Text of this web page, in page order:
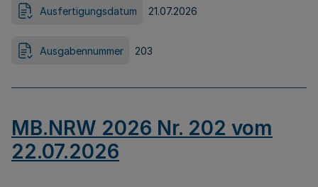
Ausfertigungsdatum 21.07.2026
Ausgabennummer 203
MB.NRW 2026 Nr. 202 vom
22.07.2026